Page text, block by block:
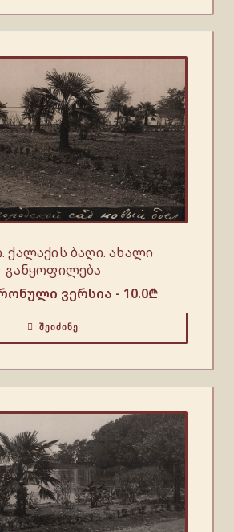
ქალაქის ბაღი. ახალი
განყოფილება
ვერსია - 10.0₾
ᲨᲔᲘᲫᲘᲜᲔ